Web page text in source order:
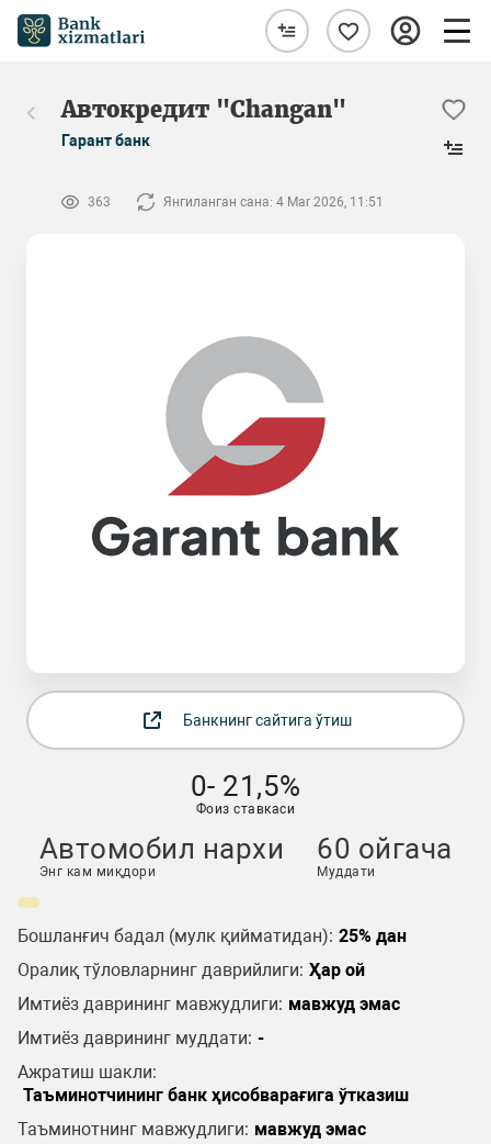
Автокредит "Changan"
Гарант банк
363 Янгиланган сана: 4 Mar 2026, 11:51
Банкнинг сайтига ўтиш
0- 21,5%
Фоиз ставкаси
Автомобил нархи
Энг кам миқдори
60 ойгача
Муддати
Бошланғич бадал (мулк қийматидан): 25% дан
Оралиқ тўловларнинг даврийлиги: Ҳар ой
Имтиёз даврининг мавжудлиги: мавжуд эмас
Имтиёз даврининг муддати: -
Ажратиш шакли:
Таъминотчининг банк ҳисобварағига ўтказиш
Таъминотнинг мавжудлиги: мавжуд эмас